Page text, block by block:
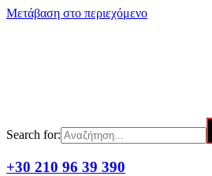
Μετάβαση στο περιεχόμενο
Search for:
+30 210 96 39 390